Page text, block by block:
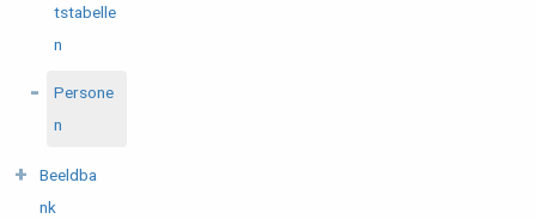
tstabelle
n
Persone
n
Beeldba
nk